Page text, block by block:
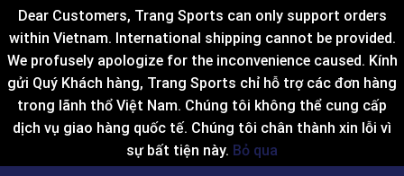
Dear Customers, Trang Sports can only support orders
within Vietnam. International shipping cannot be provided.
We profusely apologize for the inconvenience caused. Kính
gửi Quý Khách hàng, Trang Sports chỉ hỗ trợ các đơn hàng
trong lãnh thổ Việt Nam. Chúng tôi không thể cung cấp
dịch vụ giao hàng quốc tế. Chúng tôi chân thành xin lỗi vì
sự bất tiện này. Bỏ qua